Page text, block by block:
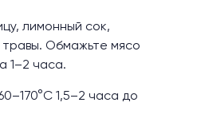
лимонный сок,
травы. Обмажьте мясо
1–2 часа.
1,5–2 часа до